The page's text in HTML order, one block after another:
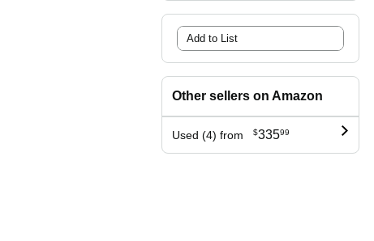
Add to List
Other sellers on Amazon
Used (4) from $33599